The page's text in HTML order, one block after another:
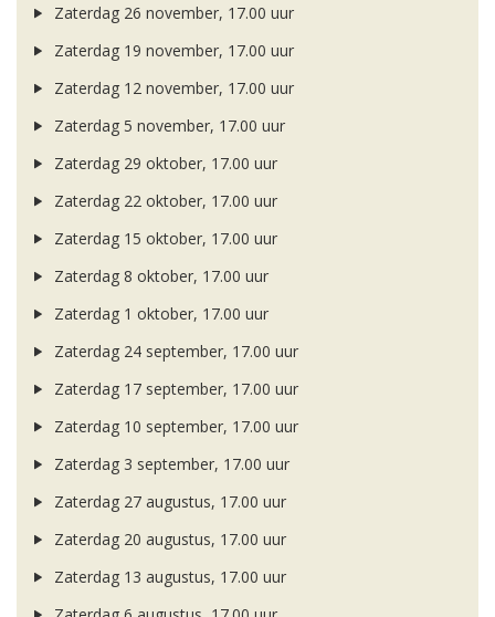
Zaterdag 26 november, 17.00 uur
Zaterdag 19 november, 17.00 uur
Zaterdag 12 november, 17.00 uur
Zaterdag 5 november, 17.00 uur
Zaterdag 29 oktober, 17.00 uur
Zaterdag 22 oktober, 17.00 uur
Zaterdag 15 oktober, 17.00 uur
Zaterdag 8 oktober, 17.00 uur
Zaterdag 1 oktober, 17.00 uur
Zaterdag 24 september, 17.00 uur
Zaterdag 17 september, 17.00 uur
Zaterdag 10 september, 17.00 uur
Zaterdag 3 september, 17.00 uur
Zaterdag 27 augustus, 17.00 uur
Zaterdag 20 augustus, 17.00 uur
Zaterdag 13 augustus, 17.00 uur